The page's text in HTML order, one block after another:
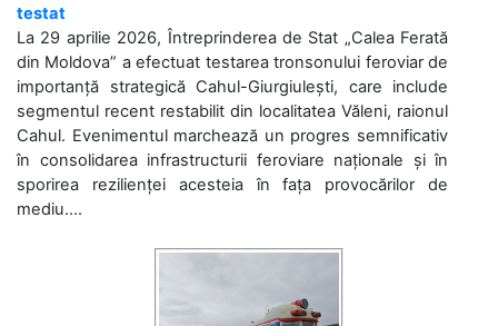
testat
La 29 aprilie 2026, Întreprinderea de Stat „Calea Ferată
din Moldova” a efectuat testarea tronsonului feroviar de
importanță strategică Cahul-Giurgiulești, care include
segmentul recent restabilit din localitatea Văleni, raionul
Cahul. Evenimentul marchează un progres semnificativ
în consolidarea infrastructurii feroviare naționale și în
sporirea rezilienței acesteia în fața provocărilor de
mediu....